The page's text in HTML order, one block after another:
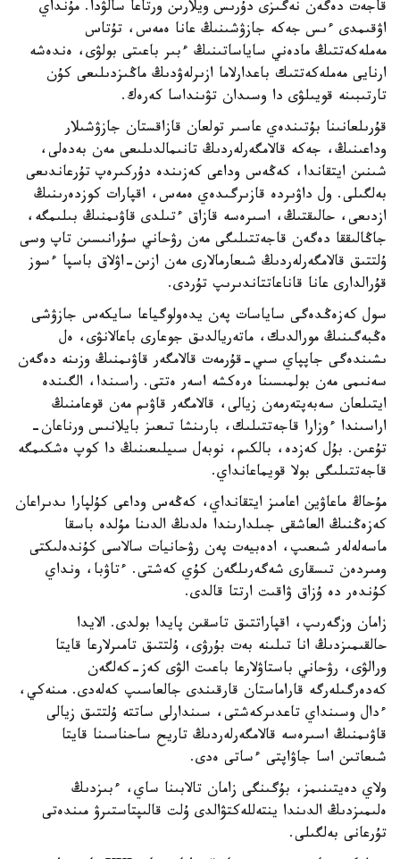
قاجەت دەگەن نەگىزى دۇرىس ويلارىن ورتاعا سالۋدا. مۇنداي
اۋقىمدى ءىس جەكە جازۋشىنىڭ عانا ەمەس، تۇتاس
مەملەكەتتىڭ مادەني ساياساتىنىڭ ءبىر باعىتى بولۋى، ەندەشە
ارنايى مەملەكەتتىك باعدارلاما ازىرلەۋدىڭ ماڭىزدىلىعى كۇن
تارتىبىنە قويىلۋى دا وسىدان تۋىنداسا كەرەك.
قۇرىلعانىنا بۇتىندەي عاسىر تولعان قازاقستان جازۋشىلار
وداعىنىڭ، جەكە قالامگەرلەردىڭ تانىمالدىلىعى مەن بەدەلى،
شىنىن ايتقاندا، كەڭەس وداعى كەزىندە دۇركىرەپ تۇرعاندىعى
بەلگىلى. ول داۋىردە قازىرگىدەي ەمەس، اقپارات كوزدەرىنىڭ
ازدىعى، حالىقتىڭ، اسىرەسە قازاق ءتىلدى قاۋىمنىڭ بىلىمگە،
جاڭالىققا دەگەن قاجەتتىلىگى مەن رۋحاني سۇرانىسىن تاپ وسى
ۇلتتىق قالامگەرلەردىڭ شىعارمالارى مەن ازىن-اۋلاق باسپا ءسوز
قۇرالدارى عانا قاناعاتتاندىرىپ تۇردى.
سول كەزەڭدەگى ساياسات پەن يدەولوگياعا سايكەس جازۋشى
ەڭبەگىنىڭ مورالدىك، ماتەريالدىق جوعارى باعالانۋى، ەل
ىشىندەگى جاپپاي سىي-قۇرمەت قالامگەر قاۋىمنىڭ وزىنە دەگەن
سەنىمى مەن بولمىسىنا ەرەكشە اسەر ەتتى. راسىندا، الگىندە
ايتىلعان سەبەپتەرمەن زيالى، قالامگەر قاۋىم مەن قوعامنىڭ
اراسىندا ءوزارا قاجەتتىلىك، بارىنشا تىعىز بايلانىس ورناعان-
تۇعىن. بۇل كەزدە، بالكىم، نوبەل سىيلىعىنىڭ دا كوپ ەشكىمگە
قاجەتتىلىگى بولا قويماعانداي.
مۇحاڭ ماعاۋين اعامىز ايتقانداي، كەڭەس وداعى كۇلپارا ىدىراعان
كەزەڭنىڭ العاشقى جىلدارىندا ەلدىڭ الدىنا مۇلدە باسقا
ماسەلەلەر شىعىپ، ادەبيەت پەن رۋحانيات سالاسى كۇندەلىكتى
ومىردەن تىسقارى شەگەرىلگەن كۇي كەشتى. ءتاۋبا، ونداي
كۇندەر دە ۇزاق ۋاقىت ارتتا قالدى.
زامان وزگەرىپ، اقپاراتتىق تاسقىن پايدا بولدى. الايدا
حالقىمىزدىڭ انا تىلىنە بەت بۇرۋى، ۇلتتىق تامىرلارعا قايتا
ورالۋى، رۋحاني باستاۋلارعا باعىت الۋى كەز-كەلگەن
كەدەرگىلەرگە قاراماستان قارقىندى جالعاسىپ كەلەدى. مىنەكي،
ءدال وسىنداي تاعدىركەشتى، سىندارلى ساتتە ۇلتتىق زيالى
قاۋىمنىڭ اسىرەسە قالامگەرلەردىڭ تاريح ساحناسىنا قايتا
شىعاتىن اسا جاۋاپتى ءساتى ەدى.
ولاي دەيتىنىمز، بۇگىنگى زامان تالابىنا ساي، ءبىزدىڭ
ەلىمىزدىڭ الدىندا ينتەللەكتۋالدى ۇلت قالىپتاستىرۋ مىندەتى
تۇرعانى بەلگىلى.